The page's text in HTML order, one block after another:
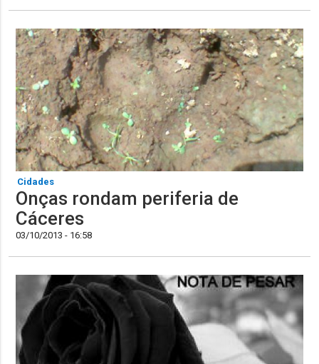
Cidades
Onças rondam periferia de
Cáceres
03/10/2013 - 16:58